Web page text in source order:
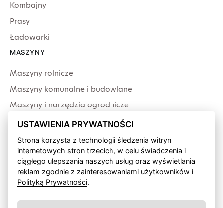
Kombajny
Prasy
Ładowarki
MASZYNY
Maszyny rolnicze
Maszyny komunalne i budowlane
Maszyny i narzędzia ogrodnicze
Producenci
USŁUGI
Serwis
Produkcja przewodów
Finansowanie fabryczne
Wypożyczalnia sprzętu
USTAWIENIA PRYWATNOŚCI
Strona korzysta z technologii śledzenia witryn
internetowych stron trzecich, w celu świadczenia i
ciągłego ulepszania naszych usług oraz wyświetlania
reklam zgodnie z zainteresowaniami użytkowników i
Polityką Prywatności.